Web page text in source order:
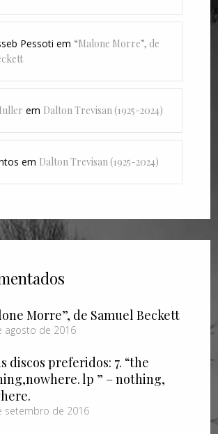
Pessoti em “Malone Morre”, de
em Dalton Trevisan (1925-2024)
em Dalton Trevisan (1925-2024)
Morre”, de Samuel Beckett
agosto de 2016
discos preferidos: 7. “the
lp ” – nothing​,​
setembro de 2016